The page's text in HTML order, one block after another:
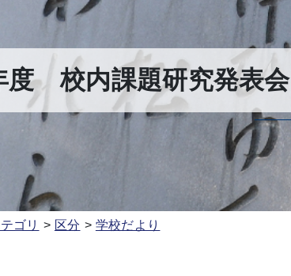
度 校内課題研究発表会
ゴリ 区分 学校だより